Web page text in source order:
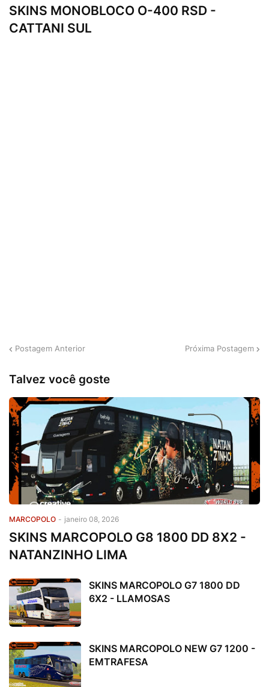
SKINS MONOBLOCO O-400 RSD -
CATTANI SUL
Postagem Anterior Próxima Postagem
Talvez você goste
MARCOPOLO - janeiro 08, 2026
SKINS MARCOPOLO G8 1800 DD 8X2 -
NATANZINHO LIMA
SKINS MARCOPOLO G7 1800 DD
6X2 - LLAMOSAS
SKINS MARCOPOLO NEW G7 1200 -
EMTRAFESA